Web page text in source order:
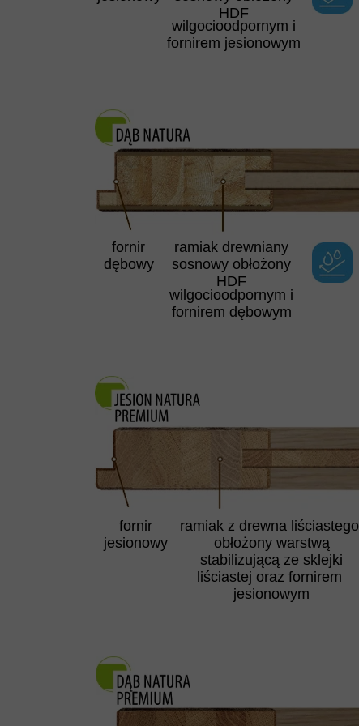
ramiak z drewna liściastego
obłożony warstwą
stabilizującą ze sklejki
liściastej oraz fornirem
jesionowym
fornir
jesionowy
wilgocioodpornym i
fornirem dębowym
ramiak drewniany
sosnowy obłożony
HDF
fornir
dębowy
wilgocioodpornym i
fornirem jesionowym
HDF